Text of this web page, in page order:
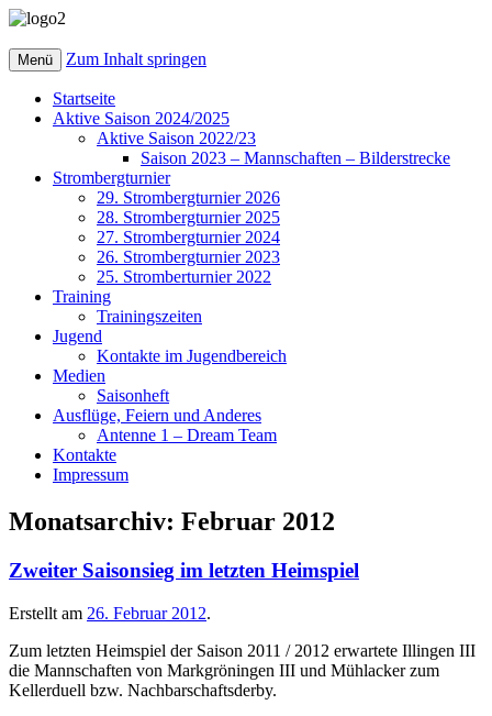
Menü Zum Inhalt springen
Startseite
Aktive Saison 2024/2025
Aktive Saison 2022/23
Saison 2023 – Mannschaften – Bilderstrecke
Strombergturnier
29. Strombergturnier 2026
28. Strombergturnier 2025
27. Strombergturnier 2024
26. Strombergturnier 2023
25. Stromberturnier 2022
Training
Trainingszeiten
Jugend
Kontakte im Jugendbereich
Medien
Saisonheft
Ausflüge, Feiern und Anderes
Antenne 1 – Dream Team
Kontakte
Impressum
Monatsarchiv: Februar 2012
Zweiter Saisonsieg im letzten Heimspiel
Erstellt am 26. Februar 2012.
Zum letzten Heimspiel der Saison 2011 / 2012 erwartete Illingen III
die Mannschaften von Markgröningen III und Mühlacker zum
Kellerduell bzw. Nachbarschaftsderby.